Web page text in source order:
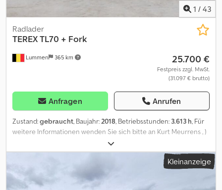
1 / 43
Lummen 365 km
Radlader
TEREXTL70 + Fork
25.700 €
Festpreis zzgl. MwSt.
(31.097 € brutto)
Anfragen Anrufen
Zustand:gebraucht, Baujahr:2018, Betriebsstunden: 3.613 h, Für
weitere Informationen wenden Sie sich bitte an Kurt Meurrens , )
Kleinanzeige